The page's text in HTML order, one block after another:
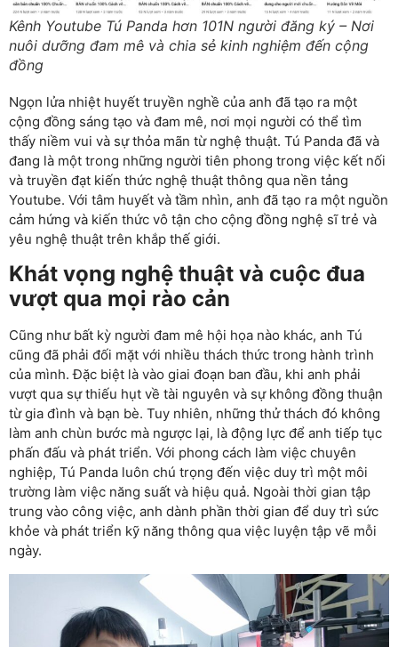
Kênh Youtube Tú Panda hơn 101N người đăng ký – Nơi
nuôi dưỡng đam mê và chia sẻ kinh nghiệm đến cộng
đồng
Ngọn lửa nhiệt huyết truyền nghề của anh đã tạo ra một
cộng đồng sáng tạo và đam mê, nơi mọi người có thể tìm
thấy niềm vui và sự thỏa mãn từ nghệ thuật. Tú Panda đã và
đang là một trong những người tiên phong trong việc kết nối
và truyền đạt kiến thức nghệ thuật thông qua nền tảng
Youtube. Với tâm huyết và tầm nhìn, anh đã tạo ra một nguồn
cảm hứng và kiến thức vô tận cho cộng đồng nghệ sĩ trẻ và
yêu nghệ thuật trên khắp thế giới.
Khát vọng nghệ thuật và cuộc đua
vượt qua mọi rào cản
Cũng như bất kỳ người đam mê hội họa nào khác, anh Tú
cũng đã phải đối mặt với nhiều thách thức trong hành trình
của mình. Đặc biệt là vào giai đoạn ban đầu, khi anh phải
vượt qua sự thiếu hụt về tài nguyên và sự không đồng thuận
từ gia đình và bạn bè. Tuy nhiên, những thử thách đó không
làm anh chùn bước mà ngược lại, là động lực để anh tiếp tục
phấn đấu và phát triển. Với phong cách làm việc chuyên
nghiệp, Tú Panda luôn chú trọng đến việc duy trì một môi
trường làm việc năng suất và hiệu quả. Ngoài thời gian tập
trung vào công việc, anh dành phần thời gian để duy trì sức
khỏe và phát triển kỹ năng thông qua việc luyện tập vẽ mỗi
ngày.